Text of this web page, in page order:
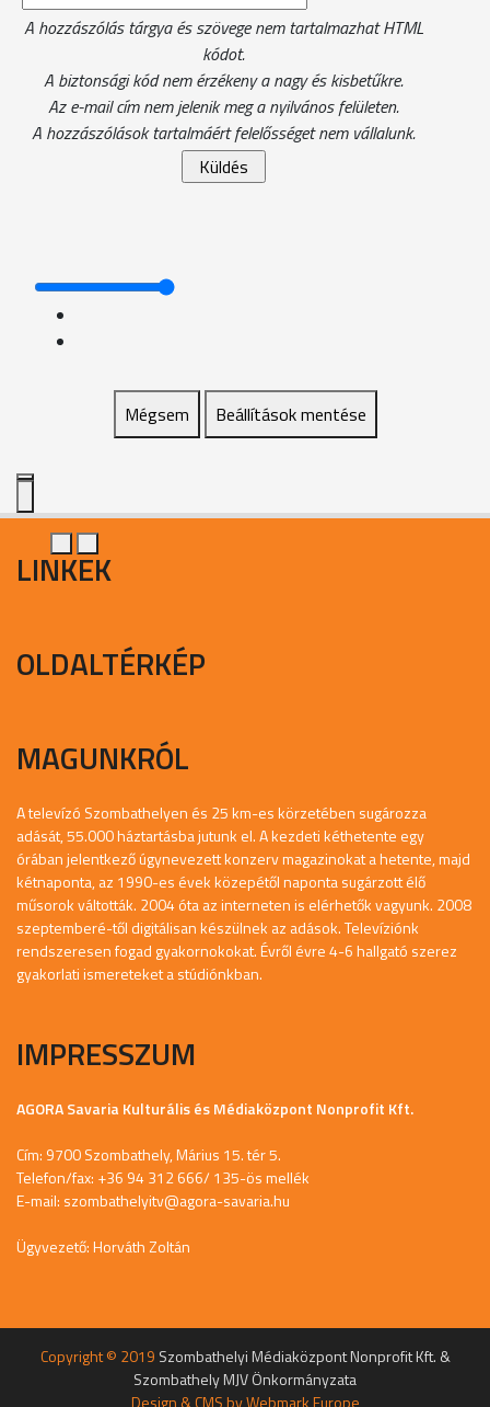
A hozzászólás tárgya és szövege nem tartalmazhat HTML
kódot.
A biztonsági kód nem érzékeny a nagy és kisbetűkre.
Az e-mail cím nem jelenik meg a nyilvános felületen.
A hozzászólások tartalmáért felelősséget nem vállalunk.
Mégsem Beállítások mentése
LINKEK
OLDALTÉRKÉP
MAGUNKRÓL
A televízó Szombathelyen és 25 km-es körzetében sugározza
adását, 55.000 háztartásba jutunk el. A kezdeti kéthetente egy
órában jelentkező úgynevezett konzerv magazinokat a hetente, majd
kétnaponta, az 1990-es évek közepétől naponta sugárzott élő
műsorok váltották. 2004 óta az interneten is elérhetők vagyunk. 2008
szeptemberé-től digitálisan készülnek az adások. Televíziónk
rendszeresen fogad gyakornokokat. Évről évre 4-6 hallgató szerez
gyakorlati ismereteket a stúdiónkban.
IMPRESSZUM
AGORA Savaria Kulturális és Médiaközpont Nonprofit Kft.
Cím: 9700 Szombathely, Márius 15. tér 5.
Telefon/fax: +36 94 312 666/ 135-ös mellék
E-mail: szombathelyitv@agora-savaria.hu
Ügyvezető: Horváth Zoltán
Copyright © 2019 Szombathelyi Médiaközpont Nonprofit Kft. &
Szombathely MJV Önkormányzata
Design & CMS byWebmark Europe